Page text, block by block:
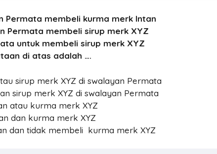
Permata membeli kurma merk Intan
Permata membeli sirup merk XYZ
untuk membeli sirup merk XYZ
di atas adalah ….
sirup merk XYZ di swalayan Permata
sirup merk XYZ di swalayan Permata
atau kurma merk XYZ
dan kurma merk XYZ
dan tidak membeli kurma merk XYZ